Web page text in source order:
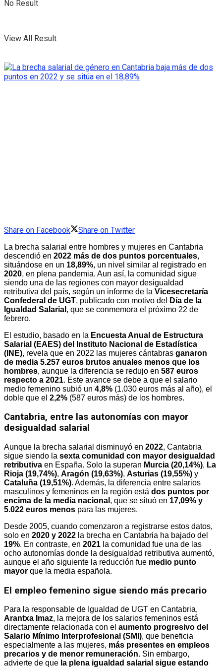
No Result
View All Result
Share on Facebook Share on Twitter
La brecha salarial entre hombres y mujeres en Cantabria
descendió en 2022 más de dos puntos porcentuales,
situándose en un 18,89%, un nivel similar al registrado en
2020, en plena pandemia. Aun así, la comunidad sigue
siendo una de las regiones con mayor desigualdad
retributiva del país, según un informe de la Vicesecretaría
Confederal de UGT, publicado con motivo del
Día de la
Igualdad Salarial , que se conmemora el próximo 22 de
febrero.
El estudio, basado en la Encuesta Anual de Estructura
Salarial (EAES) del Instituto Nacional de Estadística
(INE), revela que en 2022 las mujeres cántabras ganaron
de media 5.257 euros brutos anuales menos que los
hombres, aunque la diferencia se redujo en 587 euros
respecto a 2021. Este avance se debe a que el salario
medio femenino subió un 4,8% (1.030 euros más al año), el
doble que el 2,2% (587 euros más) de los hombres.
Cantabria, entre las autonomías con mayor
desigualdad salarial
Aunque la brecha salarial disminuyó en 2022, Cantabria
sigue siendo la sexta comunidad con mayor desigualdad
retributiva en España. Solo la superan Murcia (20,14%), La
Rioja (19,74%), Aragón (19,63%), Asturias (19,55%) y
Cataluña (19,51%). Además, la diferencia entre salarios
masculinos y femeninos en la región está dos puntos por
encima de la media nacional , que se situó en 17,09% y
5.022 euros menos para las mujeres.
Desde 2005, cuando comenzaron a registrarse estos datos,
solo en 2020 y 2022 la brecha en Cantabria ha bajado del
19%. En contraste, en 2021 la comunidad fue una de las
ocho autonomías donde la desigualdad retributiva aumentó,
aunque el año siguiente la reducción fue medio punto
mayor que la media española.
El empleo femenino sigue siendo más precario
Para la responsable de Igualdad de UGT en Cantabria,
Arantxa Imaz, la mejora de los salarios femeninos está
directamente relacionada con el aumento progresivo del
Salario Mínimo Interprofesional (SMI), que beneficia
especialmente a las mujeres, más presentes en empleos
precarios y de menor remuneración. Sin embargo,
advierte de que la plena igualdad salarial sigue estando